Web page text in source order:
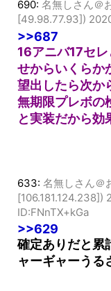
690:名無しさん＠
[49.98.77.93])
>>687
16アニバ17セ
せからいくらか
望出したら次か
無期限プレボの
633:名無しさん＠
[106.181.124.238])
ID:FNnTX+kGa
>>629
確定ありだと累